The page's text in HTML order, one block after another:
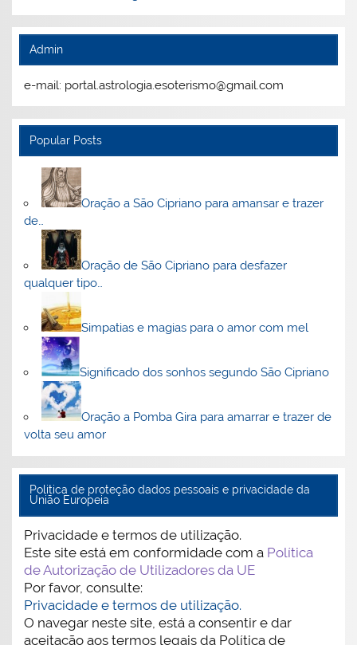
Admin
e-mail: portal.astrologia.esoterismo@gmail.com
Popular Posts
Oração a São Cipriano para amansar e trazer
de…
Oração de São Cipriano para desfazer
qualquer tipo…
Simpatias e magias para o amor com mel
Significado dos sonhos segundo São Cipriano
Oração a Pomba Gira para amarrar e trazer de
volta seu amor
Politica de proteção dados pessoais e privacidade da
União Europeia
Privacidade e termos de utilização.
Este site está em conformidade com a Política
de Autorização de Utilizadores da UE
Por favor, consulte:
Privacidade e termos de utilização.
O navegar neste site, está a consentir e dar
aceitação aos termos legais da Política de